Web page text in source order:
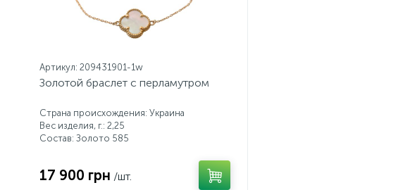
Артикул: 209431901-1w
Золотой браслет с перламутром
Страна происхождения: Украина
Вес изделия, г.: 2,25
Состав: Золото 585
17 900 грн /шт.